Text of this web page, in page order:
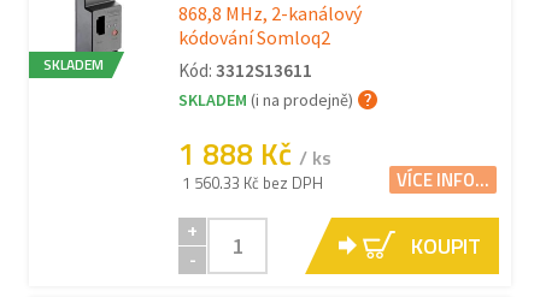
SKLADEM
868,8 MHz, 2-kanálový
kódování Somloq2
Kód: 3312S13611
SKLADEM (i na prodejně)
1 888 Kč / ks
1 560.33 Kč bez DPH VÍCE INFO...
+
-
KOUPIT